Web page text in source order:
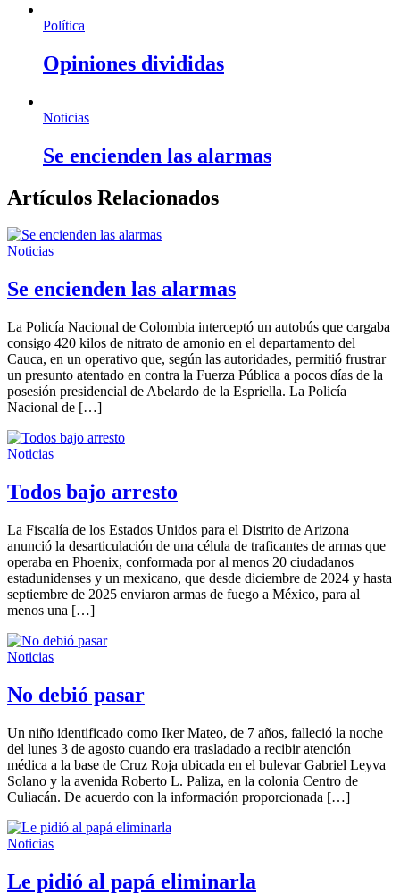
Política
Opiniones divididas
Noticias
Se encienden las alarmas
Artículos Relacionados
Noticias
Se encienden las alarmas
La Policía Nacional de Colombia interceptó un autobús que cargaba
consigo 420 kilos de nitrato de amonio en el departamento del
Cauca, en un operativo que, según las autoridades, permitió frustrar
un presunto atentado en contra la Fuerza Pública a pocos días de la
posesión presidencial de Abelardo de la Espriella. La Policía
Nacional de […]
Noticias
Todos bajo arresto
La Fiscalía de los Estados Unidos para el Distrito de Arizona
anunció la desarticulación de una célula de traficantes de armas que
operaba en Phoenix, conformada por al menos 20 ciudadanos
estadunidenses y un mexicano, que desde diciembre de 2024 y hasta
septiembre de 2025 enviaron armas de fuego a México, para al
menos una […]
Noticias
No debió pasar
Un niño identificado como Iker Mateo, de 7 años, falleció la noche
del lunes 3 de agosto cuando era trasladado a recibir atención
médica a la base de Cruz Roja ubicada en el bulevar Gabriel Leyva
Solano y la avenida Roberto L. Paliza, en la colonia Centro de
Culiacán. De acuerdo con la información proporcionada […]
Noticias
Le pidió al papá eliminarla